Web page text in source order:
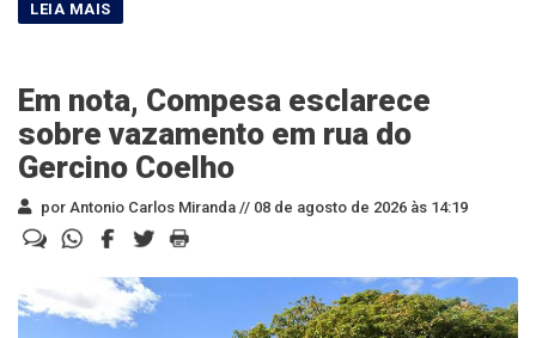
Em nota, Compesa esclarece
sobre vazamento em rua do
Gercino Coelho
por Antonio Carlos Miranda // 08 de agosto de 2026 às 14:19